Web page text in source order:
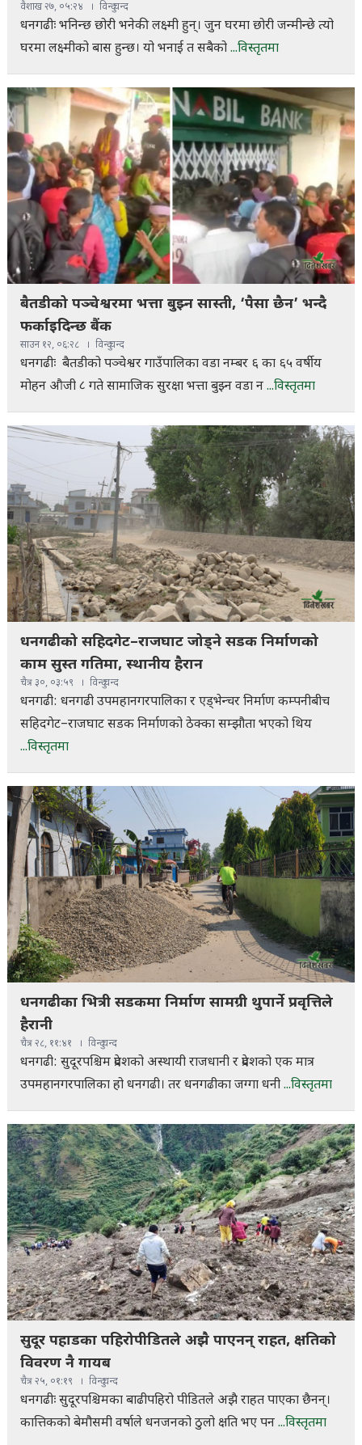
वैशाख २७, ०५:२४ विन्दु चन्द
धनगढीः भनिन्छ छोरी भनेकी लक्ष्मी हुन्। जुन घरमा छोरी जन्मीन्छे त्यो
घरमा लक्ष्मीको बास हुन्छ। यो भनाई त सबैको...विस्तृतमा
बैतडीको पञ्चेश्वरमा भत्ता बुझ्न सास्ती, ‘पैसा छैन’ भन्दै
फर्काइदिन्छ बैंक
साउन १२, ०६:२८ विन्दु चन्द
धनगढीः बैतडीको पञ्चेश्वर गाउँपालिका वडा नम्बर ६ का ६५ वर्षीय
मोहन औजी ८ गते सामाजिक सुरक्षा भत्ता बुझ्न वडा न...विस्तृतमा
धनगढीको सहिदगेट–राजघाट जोड्ने सडक निर्माणको
काम सुस्त गतिमा, स्थानीय हैरान
चैत्र ३०, ०३:५९ विन्दु चन्द
धनगढी: धनगढी उपमहानगरपालिका र एड्भेन्चर निर्माण कम्पनीबीच
सहिदगेट–राजघाट सडक निर्माणको ठेक्का सम्झौता भएको थिय
...विस्तृतमा
धनगढीका भित्री सडकमा निर्माण सामग्री थुपार्ने प्रवृत्तिले
हैरानी
चैत्र २८, ११:४१ विन्दु चन्द
धनगढी: सुदूरपश्चिम प्रदेशको अस्थायी राजधानी र प्रदेशको एक मात्र
उपमहानगरपालिका हो धनगढी। तर धनगढीका जग्गा धनी...विस्तृतमा
सुदूर पहाडका पहिरोपीडितले अझै पाएनन् राहत, क्षतिको
विवरण नै गायब
चैत्र २५, ०१:१९ विन्दु चन्द
धनगढीः सुदूरपश्चिमका बाढीपहिरो पीडितले अझै राहत पाएका छैनन्।
कात्तिकको बेमौसमी वर्षाले धनजनको ठुलो क्षति भए पन...विस्तृतमा